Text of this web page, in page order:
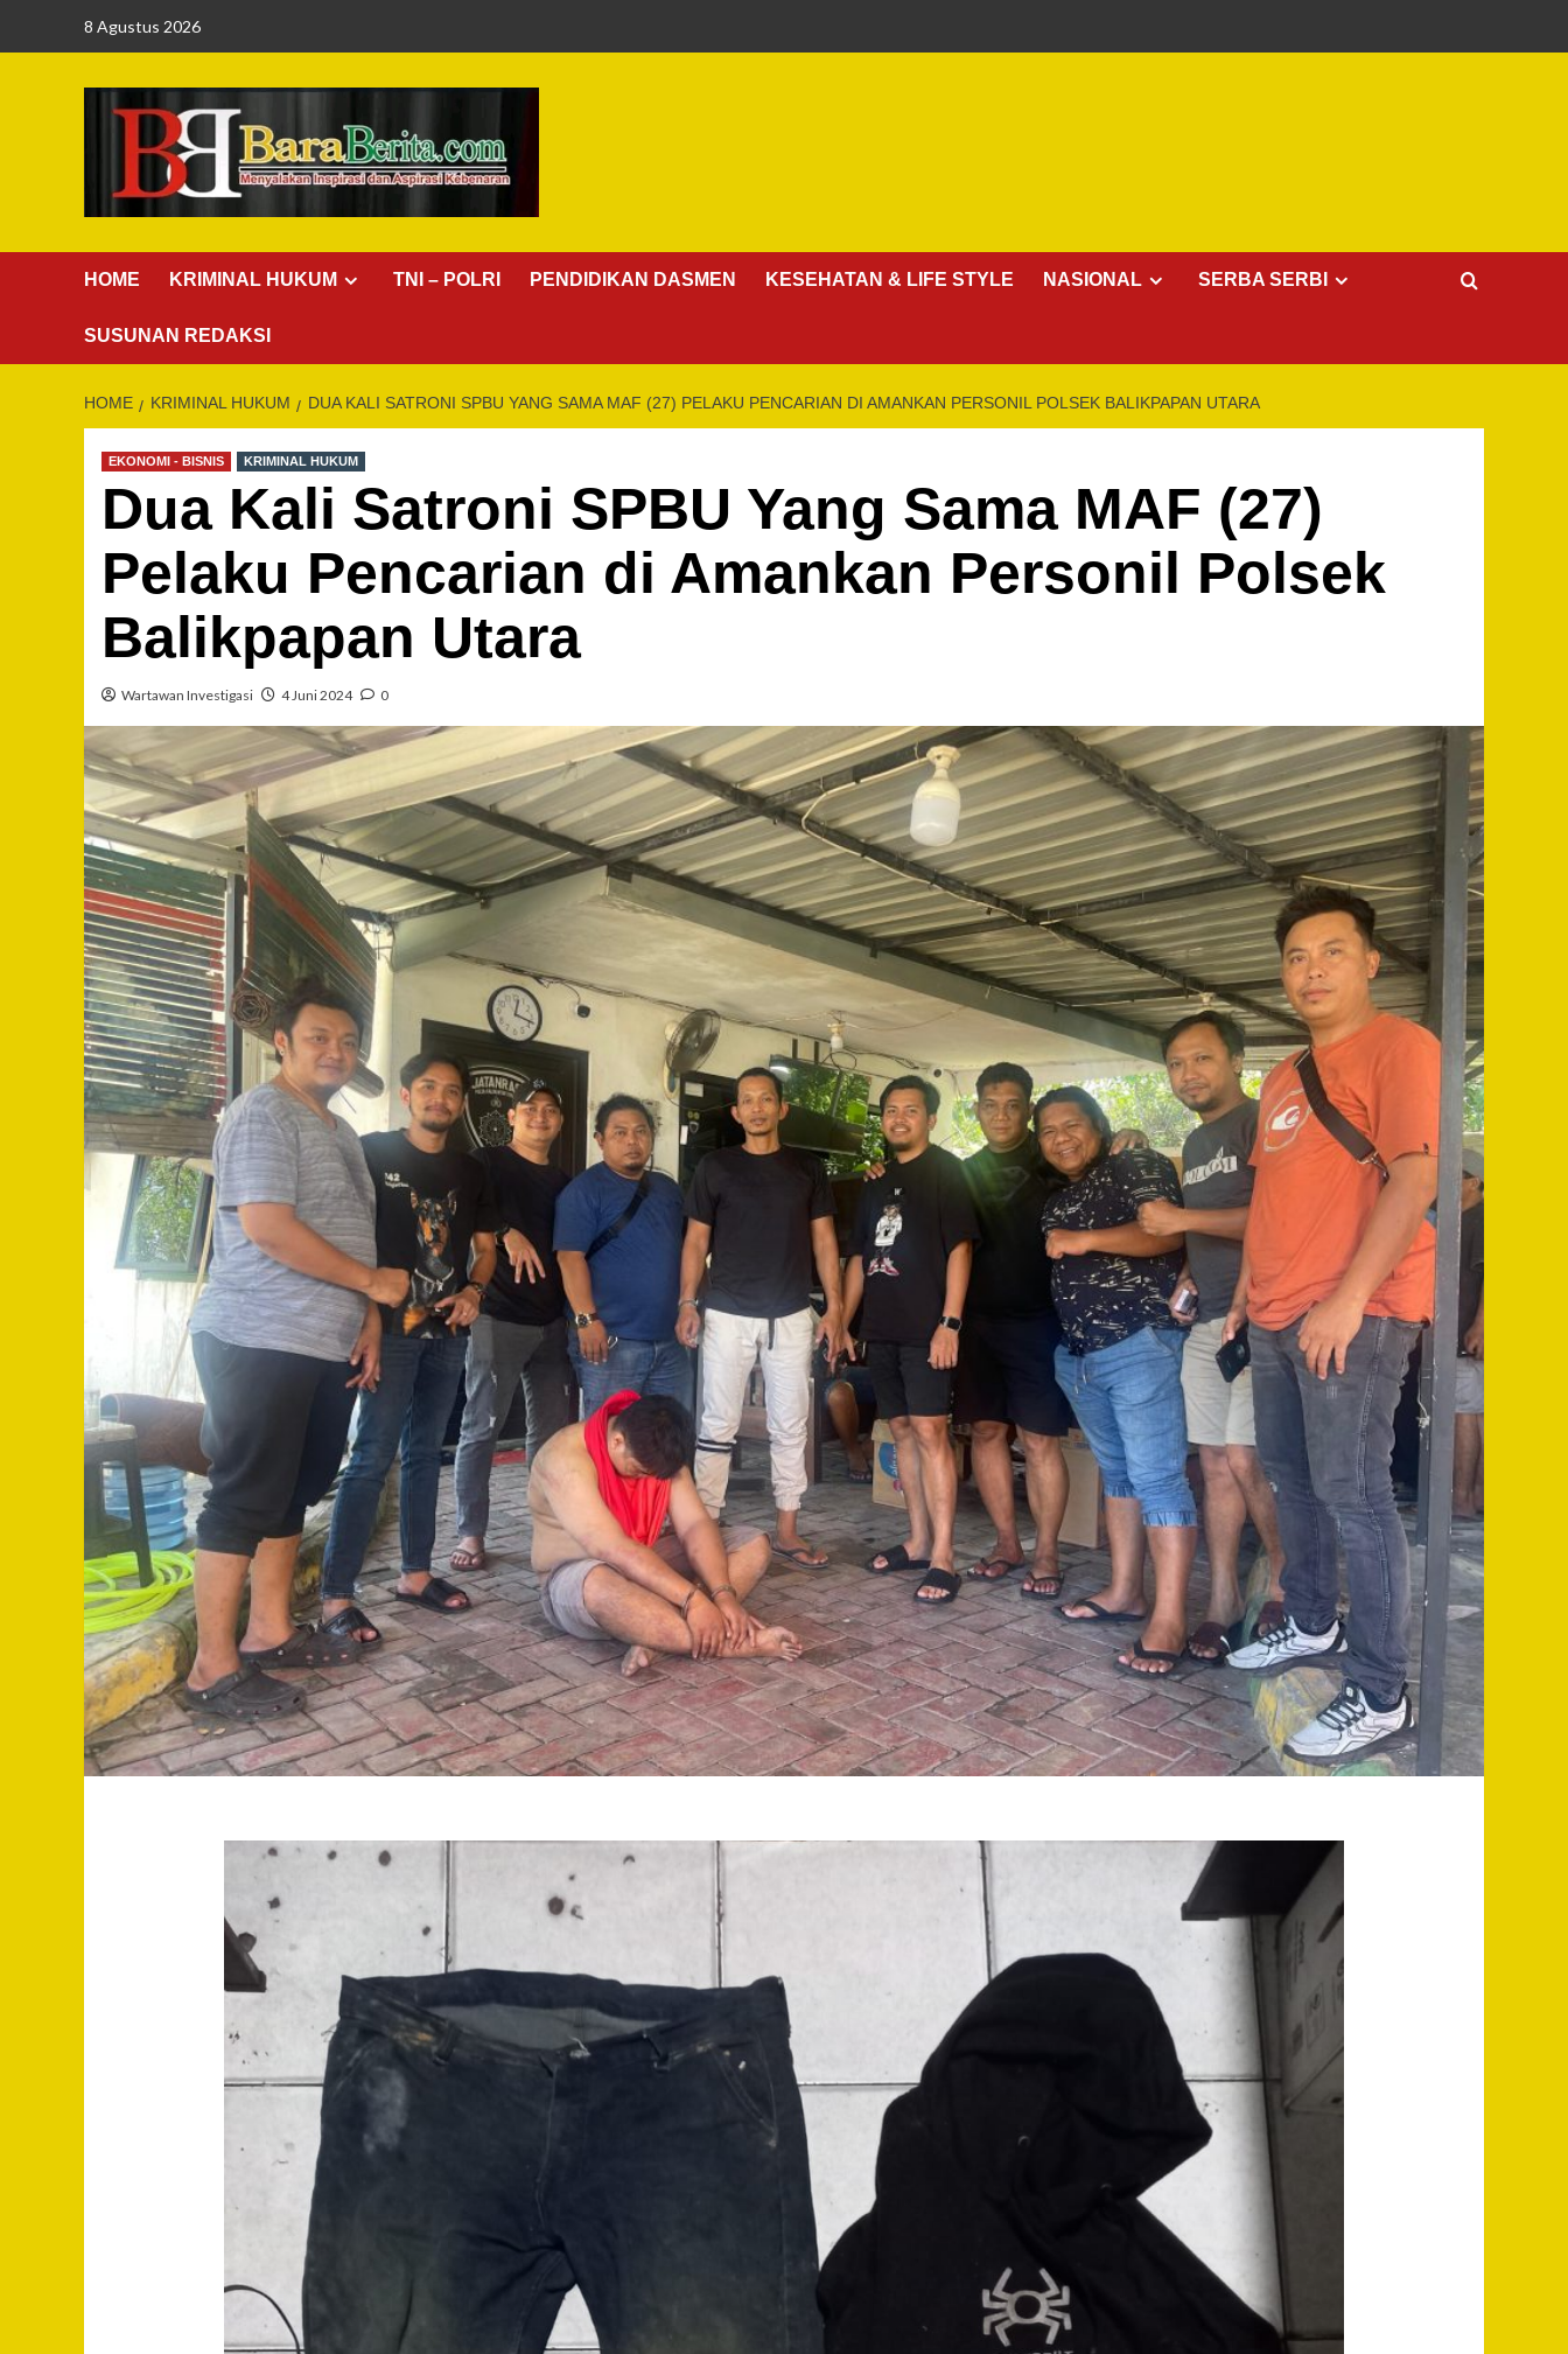
8 Agustus 2026
HOME KRIMINAL HUKUM TNI – POLRI PENDIDIKAN DASMEN KESEHATAN & LIFE STYLE NASIONAL SERBA SERBI
SUSUNAN REDAKSI
HOME KRIMINAL HUKUM DUA KALI SATRONI SPBU YANG SAMA MAF (27) PELAKU PENCARIAN DI AMANKAN PERSONIL POLSEK BALIKPAPAN UTARA
EKONOMI - BISNIS KRIMINAL HUKUM
Dua Kali Satroni SPBU Yang Sama MAF (27)
Pelaku Pencarian di Amankan Personil Polsek
Balikpapan Utara
Wartawan Investigasi 4 Juni 2024 0